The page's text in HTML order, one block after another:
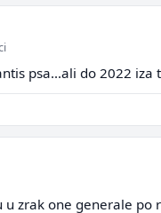
psa...ali do 2022 iza
u zrak one generale po